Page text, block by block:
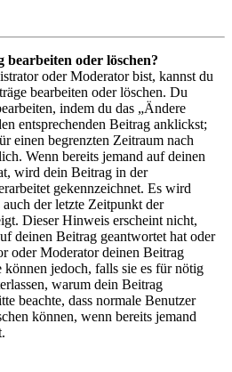
oder löschen?
oder Moderator bist, kannst du
bearbeiten oder löschen. Du
indem du das „Ändere
entsprechenden Beitrag anklickst;
einen begrenzten Zeitraum nach
Wenn bereits jemand auf deinen
wird dein Beitrag in der
gekennzeichnet. Es wird
der letzte Zeitpunkt der
Dieser Hinweis erscheint nicht,
deinen Beitrag geantwortet hat oder
oder Moderator deinen Beitrag
können jedoch, falls sie es für nötig
warum dein Beitrag
beachte, dass normale Benutzer
können, wenn bereits jemand